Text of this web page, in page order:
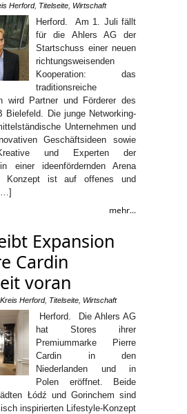
Herford, Titelseite Wirtschaft
Herford. Am 1. Juli fällt
für die Ahlers AG der
Startschuss einer neuen
richtungsweisenden
Kooperation: das
traditionsreiche
wird Partner und Förderer des
Bielefeld. Die junge Networking-
Unternehmen und
Geschäftsideen sowie
und Experten der
einer ideenfördernden Arena
Konzept ist auf offenes und
mehr...
Expansion
Cardin
voran
Kreis Herford, Titelseite Wirtschaft
Herford. Die Ahlers AG
hat Stores ihrer
Premiummarke Pierre
Cardin in den
Niederlanden und in
Polen eröffnet. Beide
Łódź und Gorinchem sind
inspirierten Lifestyle-Konzept